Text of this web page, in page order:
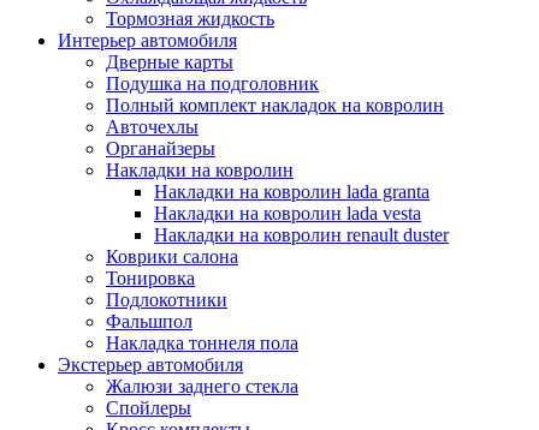
Тормозная жидкость
Интерьер автомобиля
Дверные карты
Подушка на подголовник
Полный комплект накладок на ковролин
Авточехлы
Органайзеры
Накладки на ковролин
Накладки на ковролин lada granta
Накладки на ковролин lada vesta
Накладки на ковролин renault duster
Коврики салона
Тонировка
Подлокотники
Фальшпол
Накладка тоннеля пола
Экстерьер автомобиля
Жалюзи заднего стекла
Спойлеры